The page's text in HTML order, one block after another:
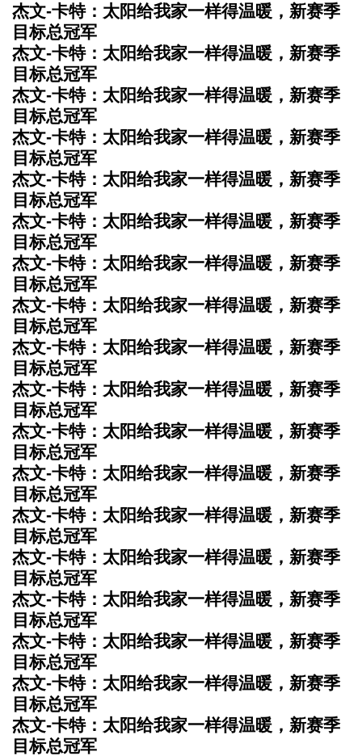
杰文-卡特：太阳给我家一样得温暖，新赛季
目标总冠军
杰文-卡特：太阳给我家一样得温暖，新赛季
目标总冠军
杰文-卡特：太阳给我家一样得温暖，新赛季
目标总冠军
杰文-卡特：太阳给我家一样得温暖，新赛季
目标总冠军
杰文-卡特：太阳给我家一样得温暖，新赛季
目标总冠军
杰文-卡特：太阳给我家一样得温暖，新赛季
目标总冠军
杰文-卡特：太阳给我家一样得温暖，新赛季
目标总冠军
杰文-卡特：太阳给我家一样得温暖，新赛季
目标总冠军
杰文-卡特：太阳给我家一样得温暖，新赛季
目标总冠军
杰文-卡特：太阳给我家一样得温暖，新赛季
目标总冠军
杰文-卡特：太阳给我家一样得温暖，新赛季
目标总冠军
杰文-卡特：太阳给我家一样得温暖，新赛季
目标总冠军
杰文-卡特：太阳给我家一样得温暖，新赛季
目标总冠军
杰文-卡特：太阳给我家一样得温暖，新赛季
目标总冠军
杰文-卡特：太阳给我家一样得温暖，新赛季
目标总冠军
杰文-卡特：太阳给我家一样得温暖，新赛季
目标总冠军
杰文-卡特：太阳给我家一样得温暖，新赛季
目标总冠军
杰文-卡特：太阳给我家一样得温暖，新赛季
目标总冠军